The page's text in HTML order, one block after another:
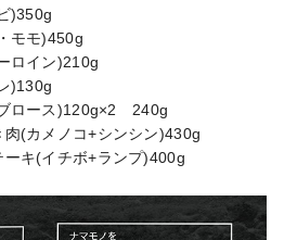
)350g
モモ)450g
ロイン)210g
)130g
ロース)120g×2　240g
肉(カメノコ+シンシン)430g
ーキ(イチボ+ランプ)400g